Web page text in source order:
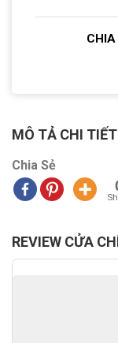
CHIA
MÔ TẢ CHI TIẾT
Chia Sẻ
REVIEW CỬA